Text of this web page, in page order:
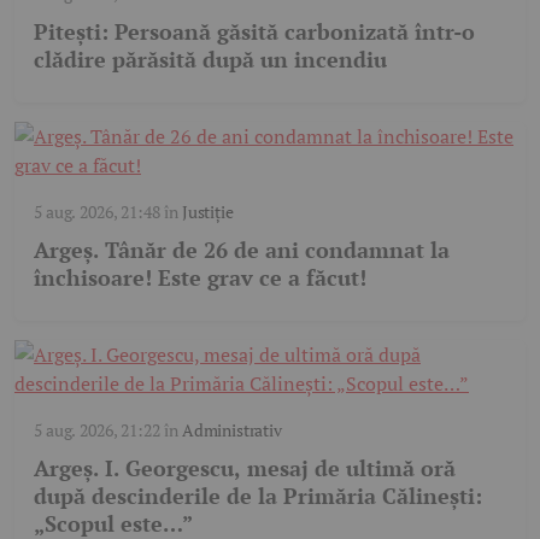
Pitești: Persoană găsită carbonizată într-o
clădire părăsită după un incendiu
5 aug. 2026, 21:48în Justiție
Argeș. Tânăr de 26 de ani condamnat la
închisoare! Este grav ce a făcut!
5 aug. 2026, 21:22 în Administrativ
Argeș. I. Georgescu, mesaj de ultimă oră
după descinderile de la Primăria Călinești:
„Scopul este…”